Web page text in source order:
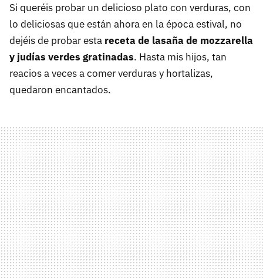
Si queréis probar un delicioso plato con verduras, con
lo deliciosas que están ahora en la época estival, no
dejéis de probar esta receta de lasaña de mozzarella
y judías verdes gratinadas. Hasta mis hijos, tan
reacios a veces a comer verduras y hortalizas,
quedaron encantados.